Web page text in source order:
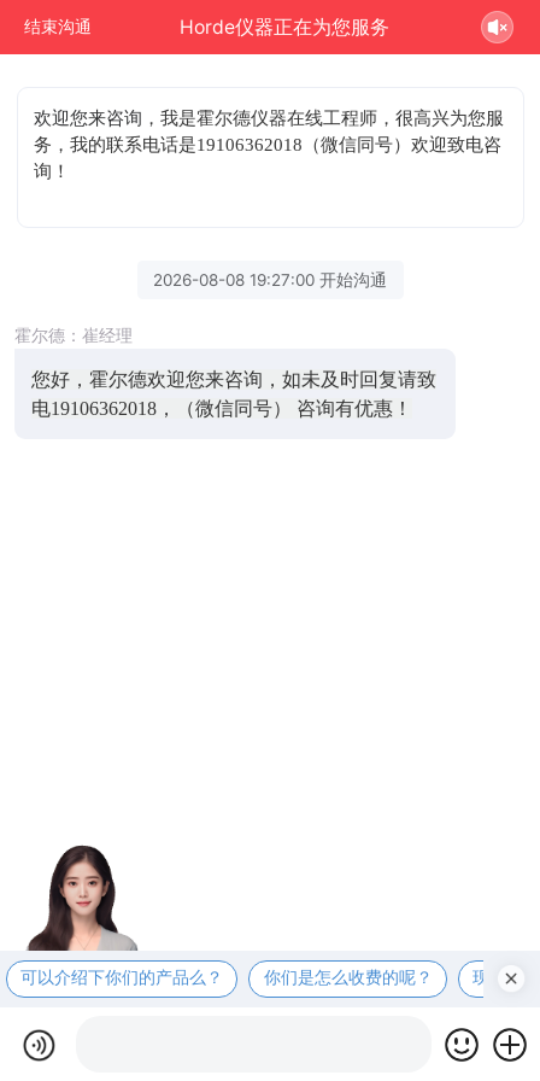
结束沟通 Horde仪器正在为您服务
欢迎您来咨询 ，我是霍尔德仪器在线工程师，很高兴为您服
务，我的联系电话是19106362018（微信同号）欢迎致电咨
询！
2026-08-08 19:27:00 开始沟通
霍尔德：崔经理
您好，霍尔德欢迎您来咨询，如未及时回复请致
电19106362018，（微信同号） 咨询有优惠！
可以介绍下你们的产品么？ 你们是怎么收费的呢？ 现在有